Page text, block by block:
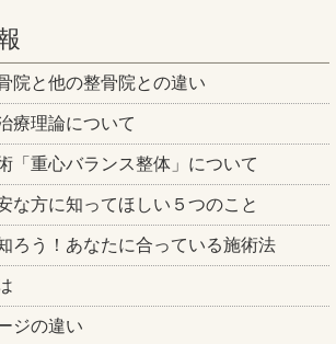
院と他の整骨院との違い
療理論について
「重心バランス整体」について
な方に知ってほしい５つのこと
ろう！あなたに合っている施術法
ジの違い